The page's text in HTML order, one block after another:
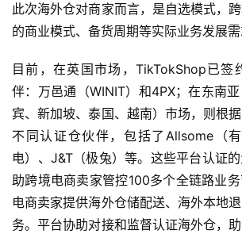
此次海外仓对商家而言，是自选模式，
的商业模式、备货周期等实际业务发展需
目前，在英国市场，TikTokShop已签
伴：万邑通（WINIT）和4PX；在东南
宾、新加坡、泰国、越南）市场，则根
不同认证仓伙伴，包括了Allsome（
电）、J&T（极兔）等。这些平台认证
助跨境电商卖家管控100多个全链路业
电商卖家提供海外仓储配送、海外本地
务。平台协助对接和监督认证海外仓，